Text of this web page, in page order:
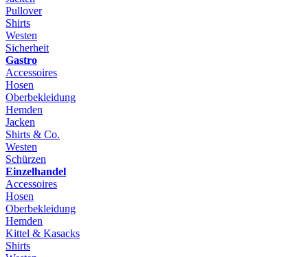
Pullover
Shirts
Westen
Sicherheit
Gastro
Accessoires
Hosen
Oberbekleidung
Hemden
Jacken
Shirts & Co.
Westen
Schürzen
Einzelhandel
Accessoires
Hosen
Oberbekleidung
Hemden
Kittel & Kasacks
Shirts